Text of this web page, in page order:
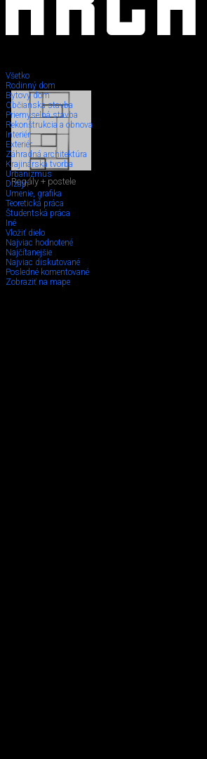
Všetko
Rodinný dom
Bytový dom
Občianska stavba
Priemyselná stavba
Rekonštrukcia a obnova
Interiér
Exteriér
Záhradná architektúra
Krajinárska tvorba
Urbanizmus
Dizajn
Umenie, grafika
Teoretická práca
Študentská práca
Iné
Vložiť dielo
Najviac hodnotené
Najčítanejšie
Najviac diskutované
Posledné komentované
Zobraziť na mape
Regály + postele